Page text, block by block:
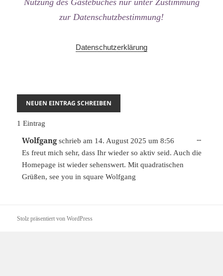
zur Datenschutzbestimmung!
Datenschutzerklärung
1 Eintrag
Wolfgangschrieb am 14. August 2025 um 8:56
Es freut mich sehr, dass Ihr wieder so aktiv seid. Auch die
Homepage ist wieder sehenswert. Mit quadratischen
Grüßen, see you in square Wolfgang
...DIESE
EIN-/
Stolz präsentiert von WordPress